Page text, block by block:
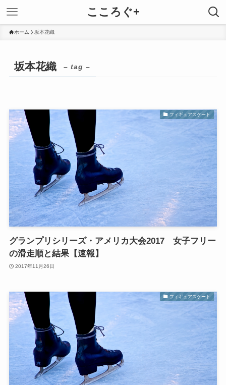
こころぐ+
ホーム 坂本花織
坂本花織 – tag –
フィギュアスケート
グランプリシリーズ・アメリカ大会2017 女子フリー
の滑走順と結果【速報】
2017年11月26日
フィギュアスケート